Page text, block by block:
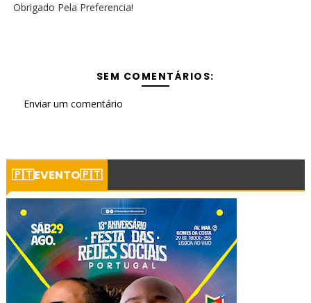
Obrigado Pela Preferencia!
SEM COMENTÁRIOS:
Enviar um comentário
🇵🇹EVENTO🇵🇹